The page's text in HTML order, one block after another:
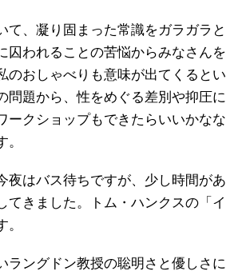
て、凝り固まった常識をガラガラと
囚われることの苦悩からみなさんを
のおしゃべりも意味が出てくるとい
問題から、性をめぐる差別や抑圧に
ークショップもできたらいいかなな
夜はバス待ちですが、少し時間があ
てきました。トム・ハンクスの「イ
ラングドン教授の聡明さと優しさに